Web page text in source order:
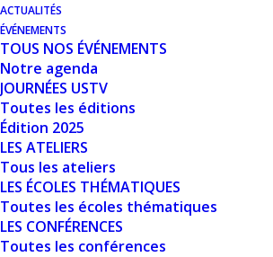
ACTUALITÉS
ÉVÉNEMENTS
TOUS NOS ÉVÉNEMENTS
Notre agenda
JOURNÉES USTV
Toutes les éditions
Édition 2025
LES ATELIERS
Tous les ateliers
LES ÉCOLES THÉMATIQUES
Toutes les écoles thématiques
LES CONFÉRENCES
Toutes les conférences
Nombre de fichiers
Date de création
Dernière mise à
jour
SPECTROSCOPIE